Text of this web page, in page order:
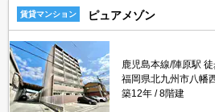
賃貸マンション ピュアメゾン
鹿児島本線/陣原駅
福岡県北九州市八幡
築12年
8階建